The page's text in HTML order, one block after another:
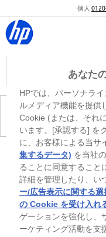
個人
現在、このカテゴリには商
※ Windowsのすべてのエディシ
るわけではありません。
ードウェア、ドライバー、ソ
入、あるいはBIOSのアップデ
的にアップデートされ、有効
ントが必要になります。ISP
加される場合があります。
ださい。
あなた
HPでは、パーソナラ
ルメディア機能を提供
Cookie (または、それ
います。[承認する] を
に、お客様による当
集するデータ) を当社
ることに同意すること
詳細を管理したり、い
ー/広告表示に関する選
の Cookie を受け入れ
ゲーションを強化し、
ーケティング活動を支